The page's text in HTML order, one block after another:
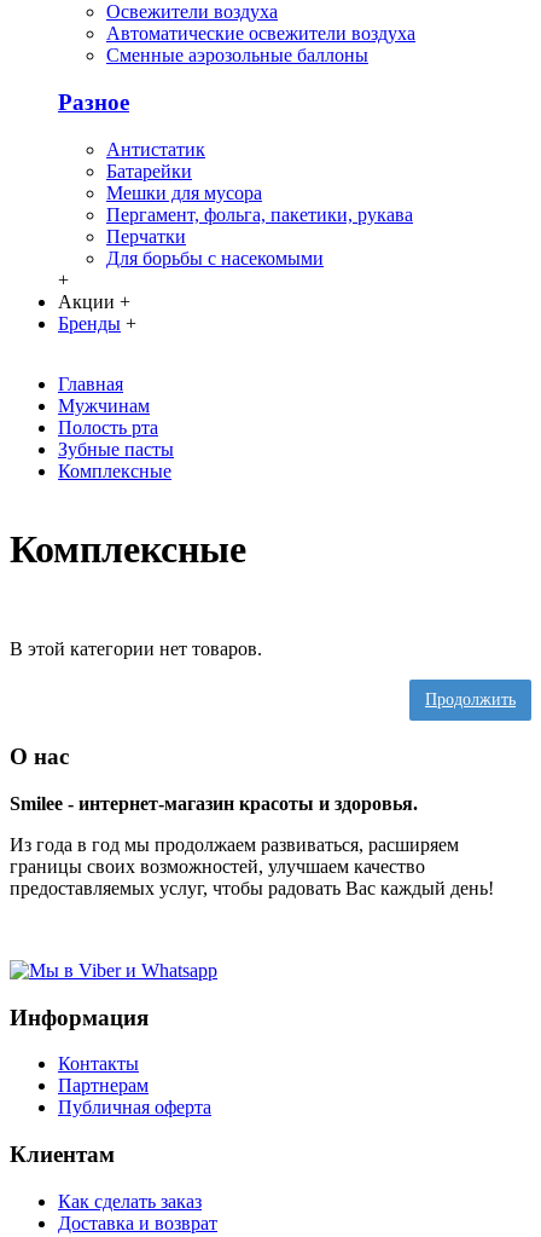
Освежители воздуха
Автоматические освежители воздуха
Сменные аэрозольные баллоны
Разное
Антистатик
Батарейки
Мешки для мусора
Пергамент, фольга, пакетики, рукава
Перчатки
Для борьбы с насекомыми
+
Акции +
Бренды +
Главная
Мужчинам
Полость рта
Зубные пасты
Комплексные
Комплексные
В этой категории нет товаров.
Продолжить
О нас
Smilee - интернет-магазин красоты и здоровья.
Из года в год мы продолжаем развиваться, расширяем
границы своих возможностей, улучшаем качество
предоставляемых услуг, чтобы радовать Вас каждый день!
Информация
Контакты
Партнерам
Публичная оферта
Клиентам
Как сделать заказ
Доставка и возврат